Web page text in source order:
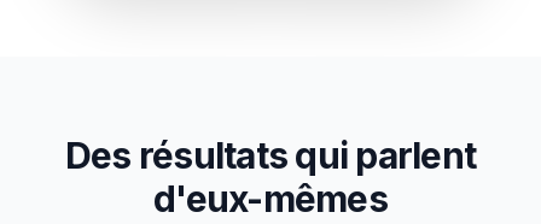
Des résultats qui parlent
d'eux-mêmes